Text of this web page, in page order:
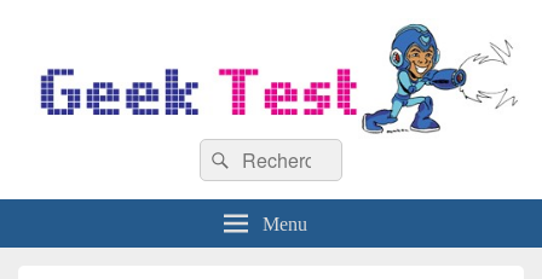
Recherche :
Rechercher
Menu